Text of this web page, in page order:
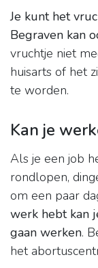
Je kunt het
Begraven kan
vruchtje niet
huisarts of het
te worden.
Kan je
Als je een job
rondlopen,
om een paar
werk hebt kan
gaan werken.
het